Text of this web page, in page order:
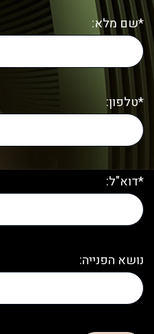
*שם מלא:
*טלפון:
*דוא"ל:
נושא הפנייה: